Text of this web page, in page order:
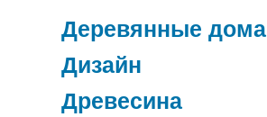
Деревянные дома
Дизайн
Древесина